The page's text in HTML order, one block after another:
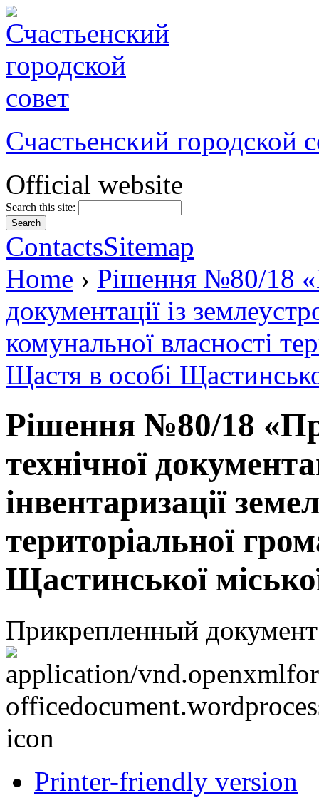
Счастьенский городской
Official website
Search this site:
ContactsSitemap
Home › Рішення №80/18
документації із
комунальної власності
Щастя в особі
Рішення №80/18
технічної
інвентаризації
територіальної
Щастинської
Прикрепленный
Printer-friendly version